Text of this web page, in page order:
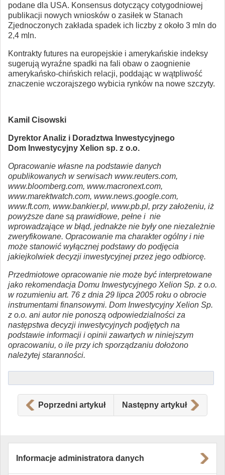
podane dla USA. Konsensus dotyczący cotygodniowej
publikacji nowych wniosków o zasiłek w Stanach
Zjednoczonych zakłada spadek ich liczby z około 3 mln do
2,4 mln.
Kontrakty futures na europejskie i amerykańskie indeksy
sugerują wyraźne spadki na fali obaw o zaognienie
amerykańsko-chińskich relacji, poddając w wątpliwość
znaczenie wczorajszego wybicia rynków na nowe szczyty.
Kamil Cisowski
Dyrektor Analiz i Doradztwa Inwestycyjnego
Dom Inwestycyjny Xelion sp. z o.o.
Opracowanie własne na podstawie danych
opublikowanych w serwisach www.reuters.com,
www.bloomberg.com, www.macronext.com,
www.marektwatch.com, www.news.google.com,
www.ft.com, www.bankier.pl, www.pb.pl, przy założeniu, iż
powyższe dane są prawidłowe, pełne i nie
wprowadzające w błąd, jednakże nie były one niezależnie
zweryfikowane. Opracowanie ma charakter ogólny i nie
może stanowić wyłącznej podstawy do podjęcia
jakiejkolwiek decyzji inwestycyjnej przez jego odbiorcę.
Przedmiotowe opracowanie nie może być interpretowane
jako rekomendacja Domu Inwestycyjnego Xelion Sp. z o.o.
w rozumieniu art. 76 z dnia 29 lipca 2005 roku o obrocie
instrumentami finansowymi. Dom Inwestycyjny Xelion Sp.
z o.o. ani autor nie ponoszą odpowiedzialności za
następstwa decyzji inwestycyjnych podjętych na
podstawie informacji i opinii zawartych w niniejszym
opracowaniu, o ile przy ich sporządzaniu dołożono
należytej staranności.
Poprzedni artykuł Następny artykuł
Informacje administratora danych